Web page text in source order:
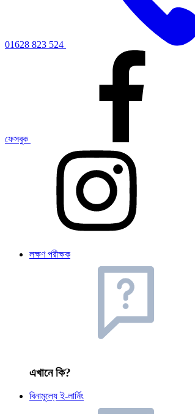
01628 823 524
ফেসবুক
লক্ষণ পরীক্ষক
এখানে কি?
বিনামূল্যে ই-লার্নিং